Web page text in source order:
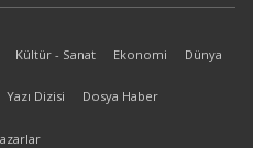
Kültür - Sanat Ekonomi Dünya
Yazı Dizisi Dosya Haber